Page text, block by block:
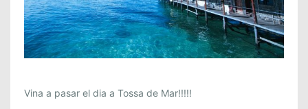
Vina a pasar el dia a Tossa de Mar!!!!!